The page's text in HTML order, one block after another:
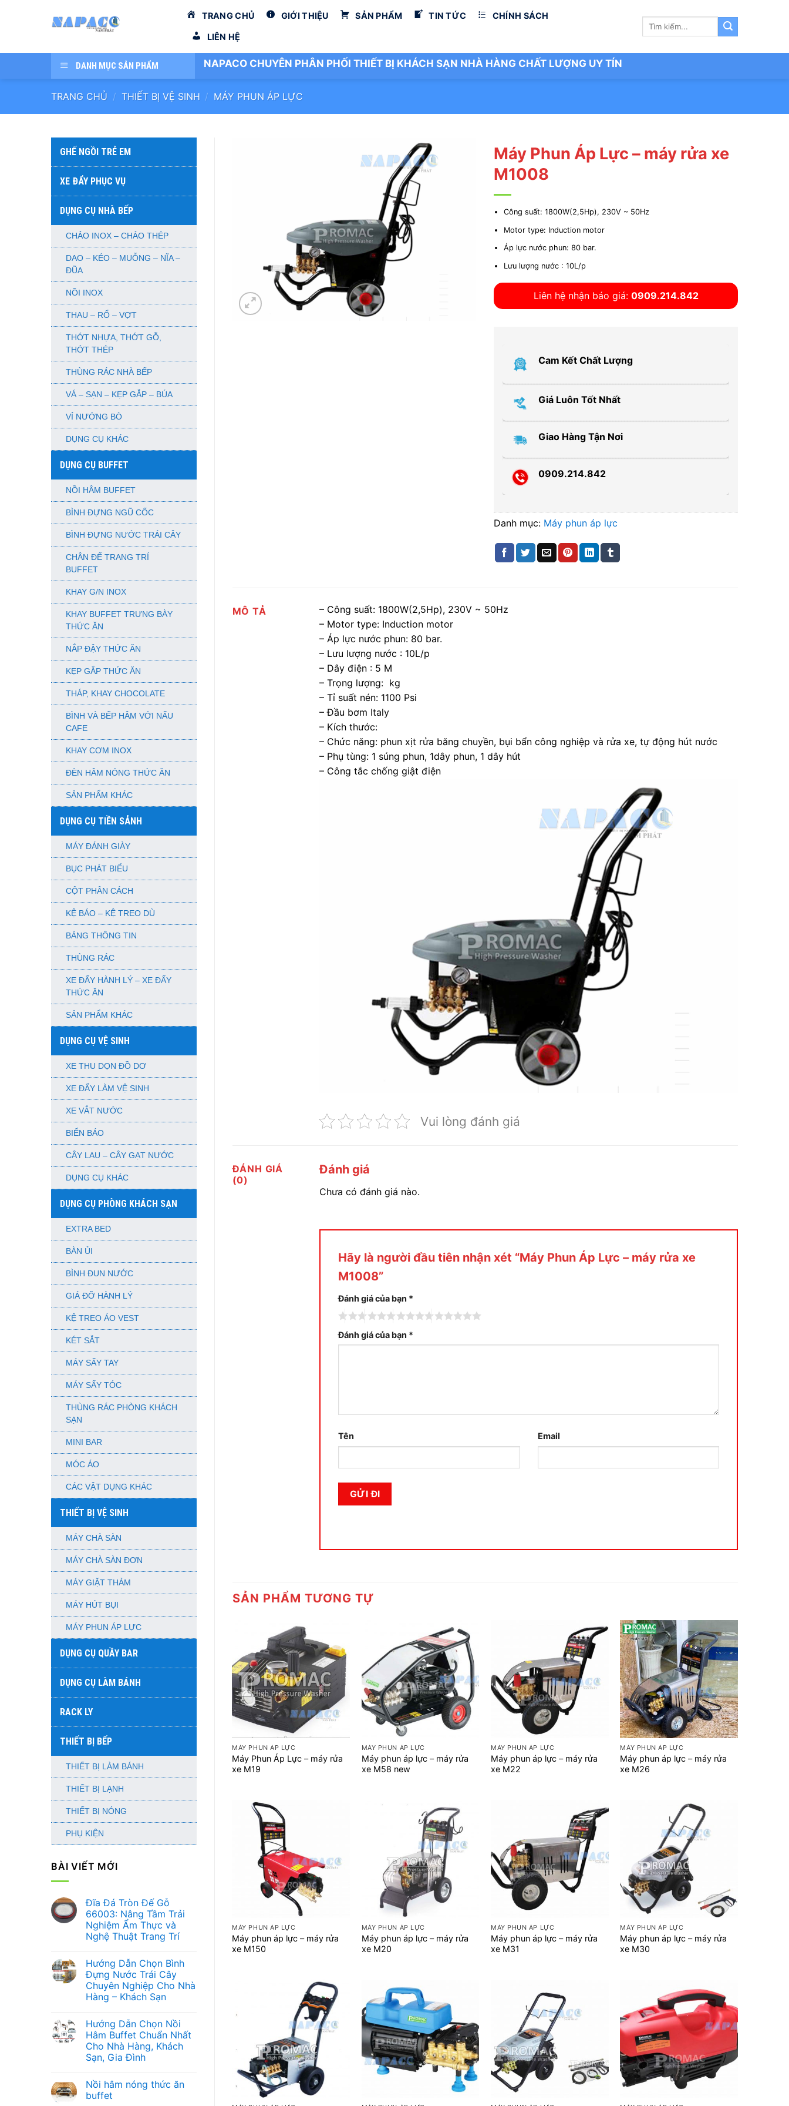
dung
TRANG CHỦ GIỚI THIỆU SẢN PHẨM TIN TỨC CHÍNH SÁCH
LIÊN HỆ
Tìm
DANH MỤC SẢN PHẨM NAPACO CHUYÊN PHÂN PHỐI THIẾT BỊ KHÁCH SẠN NHÀ HÀNG CHẤT LƯỢNG UY TÍN
TRANG CHỦ / THIẾT BỊ VỆ SINH / MÁY PHUN ÁP LỰC
GHẾ NGỒI TRẺ EM
XE ĐẨY PHỤC VỤ
DỤNG CỤ NHÀ BẾP
CHẢO INOX – CHẢO THÉP
DAO – KÉO – MUỖNG – NĨA –
ĐŨA
NỒI INOX
THAU – RỔ – VỢT
THỚT NHỰA, THỚT GỖ,
THỚT THÉP
THÙNG RÁC NHÀ BẾP
VÁ – SẠN – KẸP GẮP – BÚA
VỈ NƯỚNG BÒ
DỤNG CỤ KHÁC
DỤNG CỤ BUFFET
NỒI HÂM BUFFET
BÌNH ĐỰNG NGŨ CỐC
BÌNH ĐỰNG NƯỚC TRÁI CÂY
CHÂN ĐẾ TRANG TRÍ
BUFFET
KHAY G/N INOX
KHAY BUFFET TRƯNG BÀY
THỨC ĂN
NẮP ĐẬY THỨC ĂN
KẸP GẮP THỨC ĂN
THÁP, KHAY CHOCOLATE
BÌNH VÀ BẾP HÂM VỚI NẤU
CAFE
KHAY CƠM INOX
ĐÈN HÂM NÓNG THỨC ĂN
SẢN PHẨM KHÁC
DỤNG CỤ TIỀN SẢNH
MÁY ĐÁNH GIÀY
BỤC PHÁT BIỂU
CỘT PHÂN CÁCH
KỆ BÁO – KỆ TREO DÙ
BẢNG THÔNG TIN
THÙNG RÁC
XE ĐẨY HÀNH LÝ – XE ĐẨY
THỨC ĂN
SẢN PHẨM KHÁC
DỤNG CỤ VỆ SINH
XE THU DỌN ĐỒ DƠ
XE ĐẨY LÀM VỆ SINH
XE VẮT NƯỚC
BIỂN BÁO
CÂY LAU – CÂY GẠT NƯỚC
DỤNG CỤ KHÁC
DỤNG CỤ PHÒNG KHÁCH SẠN
EXTRA BED
BÀN ỦI
BÌNH ĐUN NƯỚC
GIÁ ĐỠ HÀNH LÝ
KỆ TREO ÁO VEST
KÉT SẮT
MÁY SẤY TAY
MÁY SẤY TÓC
THÙNG RÁC PHÒNG KHÁCH
SẠN
MINI BAR
MÓC ÁO
CÁC VẬT DỤNG KHÁC
THIẾT BỊ VỆ SINH
MÁY CHÀ SÀN
MÁY CHÀ SÀN ĐƠN
MÁY GIẶT THẢM
MÁY HÚT BỤI
MÁY PHUN ÁP LỰC
DỤNG CỤ QUẦY BAR
DỤNG CỤ LÀM BÁNH
RACK LY
THIẾT BỊ BẾP
THIẾT BỊ LÀM BÁNH
THIẾT BỊ LẠNH
THIẾT BỊ NÓNG
PHỤ KIỆN
BÀI VIẾT MỚI
Đĩa Đá Tròn Đế Gỗ
66003: Nâng Tầm Trải
Nghiệm Ẩm Thực và
Nghệ Thuật Trang Trí
bình
luận
ở
Đĩa
Đá
Tròn
66003:
Nâng
Tầm
Trải
Nghiệm
Ẩm
Nghệ
Thuật
Trang
Hướng Dẫn Chọn Bình
Đựng Nước Trái Cây
Chuyên Nghiệp Cho Nhà
Hàng – Khách Sạn
bình
luận
ở
Hướng
Dẫn
Chọn
Nước
Trái
Cây
Hướng Dẫn Chọn Nồi
Hâm Buffet Chuẩn Nhất
Cho Nhà Hàng, Khách
Sạn, Gia Đình
bình
luận
ở
Nồi hâm nóng thức ăn
buffet
Máy Phun Áp Lực – máy rửa xe
M1008
Công suất: 1800W(2,5Hp), 230V ~ 50Hz
Motor type: Induction motor
Áp lực nước phun: 80 bar.
Lưu lượng nước : 10L/p
Liên hệ nhận báo giá: 0909.214.842
Cam Kết Chất Lượng
Giá Luôn Tốt Nhất
Giao Hàng Tận Nơi
0909.214.842
Danh mục: Máy phun áp lực
MÔ TẢ
– Công suất: 1800W(2,5Hp), 230V ~ 50Hz
– Motor type: Induction motor
– Áp lực nước phun: 80 bar.
– Lưu lượng nước : 10L/p
– Dây điện : 5 M
– Trọng lượng: kg
– Tỉ suất nén: 1100 Psi
– Đầu bơm Italy
– Kích thước:
– Chức năng: phun xịt rửa băng chuyền, bụi bẩn công nghiệp và rửa xe, tự động hút nước
– Phụ tùng: 1 súng phun, 1dây phun, 1 dây hút
– Công tắc chống giật điện
Vui lòng đánh giá
ĐÁNH GIÁ
(0)
Đánh giá
Chưa có đánh giá nào.
Hãy là người đầu tiên nhận xét “Máy Phun Áp Lực – máy rửa xe
M1008”
Đánh giá của bạn *
Đánh giá của bạn *
Tên Email
SẢN PHẨM TƯƠNG TỰ
MÁY PHUN ÁP LỰC
Máy Phun Áp Lực – máy rửa
xe M19
+
MÁY PHUN ÁP LỰC
Máy phun áp lực – máy rửa
xe M58 new
MÁY PHUN ÁP LỰC
Máy phun áp lực – máy rửa
xe M22
+
MÁY PHUN ÁP LỰC
Máy phun áp lực – máy rửa
xe M26
MÁY PHUN ÁP LỰC
Máy phun áp lực – máy rửa
xe M150
MÁY PHUN ÁP LỰC
Máy phun áp lực – máy rửa
xe M20
MÁY PHUN ÁP LỰC
Máy phun áp lực – máy rửa
xe M31
+
MÁY PHUN ÁP LỰC
Máy phun áp lực – máy rửa
xe M30
+ +